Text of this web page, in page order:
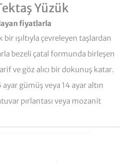
Yüzük
fiyatlarla
ışıltıyla çevreleyen taşlardan
bezeli çatal formunda birleşen
ve göz alıcı bir dokunuş katar.
gümüş veya 14 ayar altın
pırlantası veya mozanit